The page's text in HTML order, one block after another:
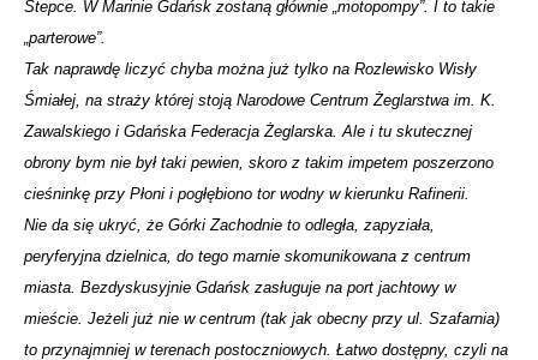
Stepce. W Marinie Gdańsk zostaną głównie „motopompy”. I to takie
„parterowe”.
Tak naprawdę liczyć chyba można już tylko na Rozlewisko Wisły
Śmiałej, na straży której stoją Narodowe Centrum Żeglarstwa im. K.
Zawalskiego i Gdańska Federacja Żeglarska. Ale i tu skutecznej
obrony bym nie był taki pewien, skoro z takim impetem poszerzono
cieśninkę przy Płoni i pogłębiono tor wodny w kierunku Rafinerii.
Nie da się ukryć, że Górki Zachodnie to odległa, zapyziała,
peryferyjna dzielnica, do tego marnie skomunikowana z centrum
miasta. Bezdyskusyjnie Gdańsk zasługuje na port jachtowy w
mieście. Jeżeli już nie w centrum (tak jak obecny przy ul. Szafarnia)
to przynajmniej w terenach postoczniowych. Łatwo dostępny, czyli na